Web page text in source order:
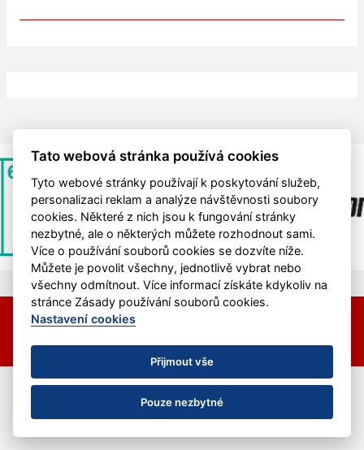
© 2026 HC Hvězda Praha &
RSS
Tato webová stránka používá cookies
Tyto webové stránky používají k poskytování služeb,
personalizaci reklam a analýze návštěvnosti soubory
cookies. Některé z nich jsou k fungování stránky
nezbytné, ale o některých můžete rozhodnout sami.
Více o používání souborů cookies se dozvíte níže.
Můžete je povolit všechny, jednotlivě vybrat nebo
všechny odmítnout. Více informací získáte kdykoliv na
stránce Zásady používání souborů cookies.
Nastavení cookies
Přijmout vše
Pouze nezbytné